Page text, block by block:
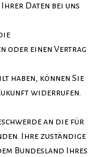
Daten bei uns
oder einen Vertrag
haben, können Sie
widerrufen.
an die für
Ihre zuständige
Bundesland Ihres